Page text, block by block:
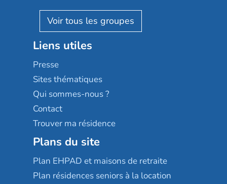
Reseda
Stella management
Les villages d'or
Sérénys
Résidences services Villa Médicis
Résidalya
Groupe aplus
AGE D'OR Services
Liens utiles
Presse
Sites thématiques
Qui sommes-nous ?
Contact
Trouver ma résidence
Plans du site
Plan EHPAD et maisons de retraite
Plan résidences seniors à la location